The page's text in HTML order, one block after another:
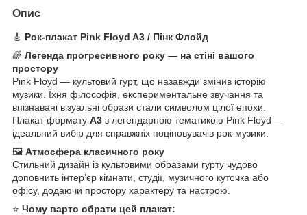
Опис
🎸 Рок-плакат Pink Floyd A3 / Пінк Флойд
🌈 Легенда прогресивного року — на стіні вашого
простору
Pink Floyd — культовий гурт, що назавжди змінив історію
музики. Їхня філософія, експериментальне звучання та
впізнавані візуальні образи стали символом цілої епохи.
Плакат формату A3 з легендарною тематикою Pink Floyd —
ідеальний вибір для справжніх поціновувачів рок-музики.
🖼 Атмосфера класичного року
Стильний дизайн із культовими образами гурту чудово
доповнить інтер’єр кімнати, студії, музичного куточка або
офісу, додаючи простору характеру та настрою.
⭐ Чому варто обрати цей плакат: